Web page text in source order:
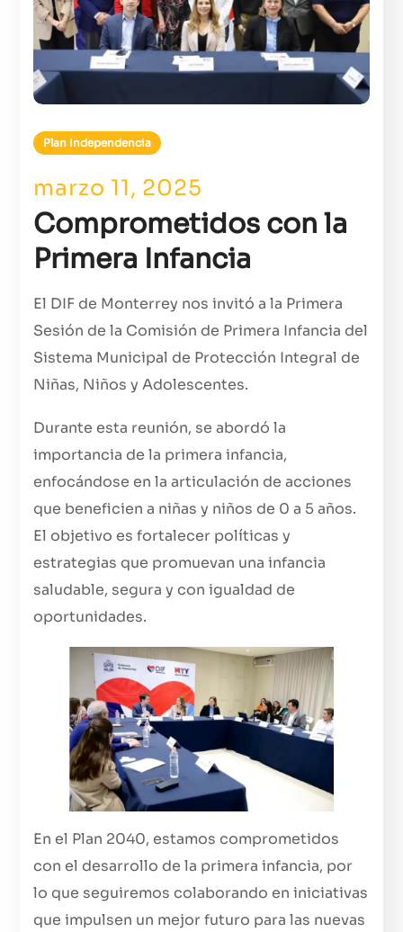
Plan Independencia
marzo 11, 2025
Comprometidos con la
Primera Infancia
El DIF de Monterrey nos invitó a la Primera
Sesión de la Comisión de Primera Infancia del
Sistema Municipal de Protección Integral de
Niñas, Niños y Adolescentes.
Durante esta reunión, se abordó la
importancia de la primera infancia,
enfocándose en la articulación de acciones
que beneficien a niñas y niños de 0 a 5 años.
El objetivo es fortalecer políticas y
estrategias que promuevan una infancia
saludable, segura y con igualdad de
oportunidades.
En el Plan 2040, estamos comprometidos
con el desarrollo de la primera infancia, por
lo que seguiremos colaborando en iniciativas
que impulsen un mejor futuro para las nuevas